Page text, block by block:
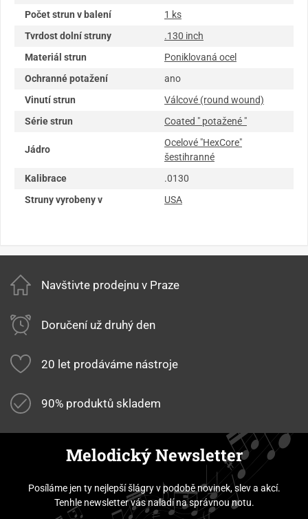
Počet strun v balení
1 ks
Tvrdost dolní struny
.130 inch
Materiál strun
Poniklovaná ocel
Ochranné potažení
ano
Vinutí strun
Válcové (round wound)
Série strun
Coated " potažené "
Jádro
Ocelové "HexCore"
šestihranné
Kalibrace
.0130
Struny vyrobeny v
USA
Navštivte prodejnu v Praze
Doručení už druhý den
20 let prodáváme nástroje
90% produktů skladem
Melodický Newsletter
Posíláme jen ty nejlepší šlágry v podobě novinek, slev a akcí.
Tenhle newsletter vás naladí na správnou notu.